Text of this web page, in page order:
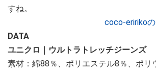
すね。
coco-eririko
DATA
ユニクロ｜ウルトラトレッチジーンズ
素材：綿88％、ポリエステル8％、ポリ